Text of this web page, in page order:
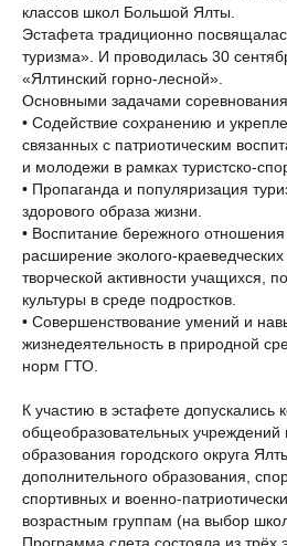
классов школ Большой Ялты.
Эстафета традиционно
туризма». И проводилась 30
«Ялтинский горно-лесной».
Основными задачами
• Содействие сохранению и
связанных с патриотическим
и молодежи в рамках туристско-
• Пропаганда и популяризация
здорового образа жизни.
• Воспитание бережного
расширение эколого-
творческой активности учащихся,
культуры в среде подростков.
• Совершенствование умений и
жизнедеятельность в природной
норм ГТО.
К участию в эстафете допускались
общеобразовательных учреждений
образования городского округа
дополнительного образования,
спортивных и военно-
возрастным группам (на выбор